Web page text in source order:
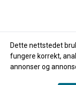
Dan Moi
Dette nettstedet
fungere korrekt,
annonser og